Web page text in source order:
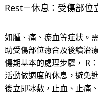
Rest－休息：受傷部位
如腫、痛、瘀血等症狀。
助受傷部位癒合及後續治
傷期基本的處理步驟， R
活動做適度的休息，避免
後立即冰敷，止血、止痛